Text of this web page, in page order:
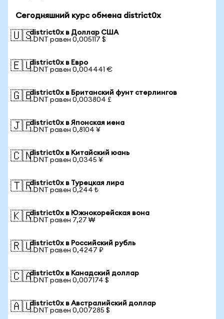
Сегодняшний курс обмена district0x
🇺🇸district0x в Доллар США
1 DNT равен 0,005117 $
🇪🇺district0x в Евро
1 DNT равен 0,004441 €
🇬🇧district0x в Британский фунт стерлингов
1 DNT равен 0,003804 £
🇯🇵district0x в Японская иена
1 DNT равен 0,8104 ¥
🇨🇳district0x в Китайский юань
1 DNT равен 0,0345 ¥
🇹🇷district0x в Турецкая лира
1 DNT равен 0,244 ₺
🇰🇷district0x в Южнокорейская вона
1 DNT равен 7,27 ₩
🇷🇺district0x в Российский рубль
1 DNT равен 0,4247 ₽
🇨🇦district0x в Канадский доллар
1 DNT равен 0,007174 $
🇦🇺district0x в Австралийский доллар
1 DNT равен 0,007285 $